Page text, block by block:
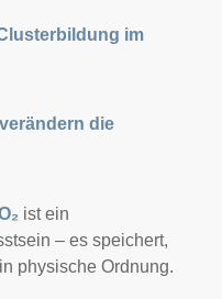
im
verändern die
ist ein
– es speichert,
physische Ordnung.